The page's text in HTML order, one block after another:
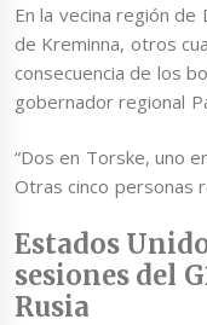
En la vecina región
de Kreminna, otros
consecuencia de los
gobernador regional
“Dos en Torske, uno
Otras cinco personas
Estados
sesiones del
Rusia